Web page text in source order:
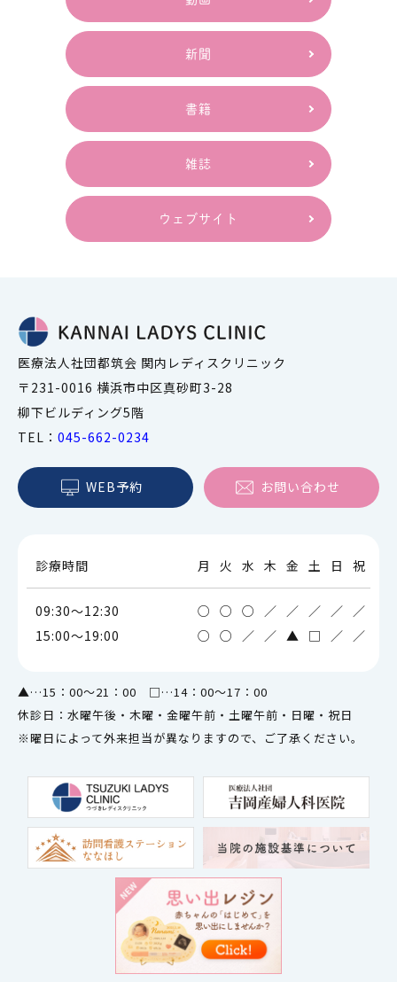
新聞
書籍
雑誌
ウェブサイト
医療法人社団都筑会 関内レディスクリニック
〒231-0016 横浜市中区真砂町3-28
柳下ビルディング5階
TEL： 045-662-0234
WEB予約 お問い合わせ
診療時間 月 火 水 木 金 土 日 祝
09:30～12:30 ○ ○ ○ ／ ／ ／ ／ ／
15:00～19:00
○ ○ ／ ／ ▲ □ ／ ／
▲…15：00～21：00 □…14：00～17：00
休診日：水曜午後・木曜・金曜午前・土曜午前・日曜・祝日
※曜日によって外来担当が異なりますので、ご了承ください。